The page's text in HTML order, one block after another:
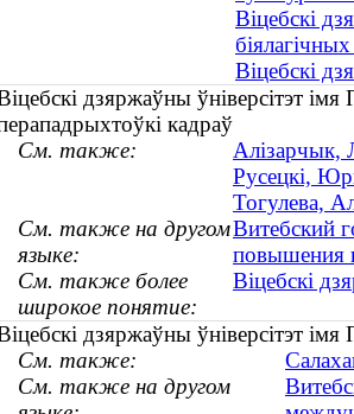
Віцебскі
Віцебскі
дзяржаўны ўніверсітэт
кадраў
См. также:
Алізарчык,
Русецкі,
Тогулева,
См. также на другом
языке:
Витебский
повышения
См. также более
широкое понятие:
Віцебскі
дзяржаўны ўніверсітэт
См. также:
См. также на другом